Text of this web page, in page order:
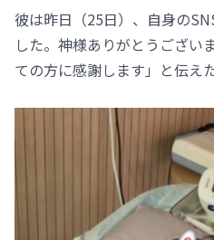
彼は昨日（25日）、自身の
した。神様ありがとうござい
ての方に感謝します」と伝えた